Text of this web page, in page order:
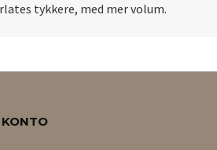
tykkere, med mer volum.